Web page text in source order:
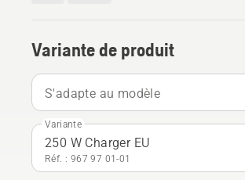
Variante de produit
S'adapte au modèle
Variante
250 W Charger EU
Réf. : 967 97 01‑01